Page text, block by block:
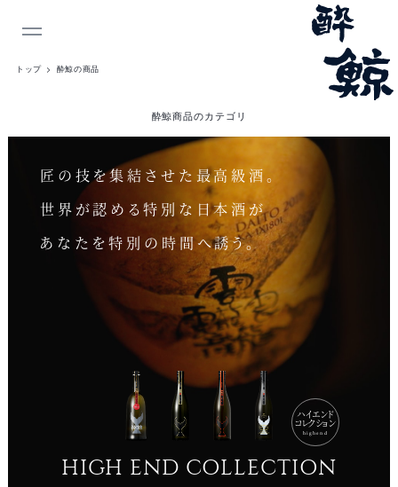
INDEX
トップ 酔鯨の商品
鯨
酔鯨商品のカテゴリ
匠の技を集結させた最高級酒。
世界が認める特別な日本酒が
あなたを特別の時間へ誘う。
ハイエンド
コレクション
highend
HIGH END COLLECTION